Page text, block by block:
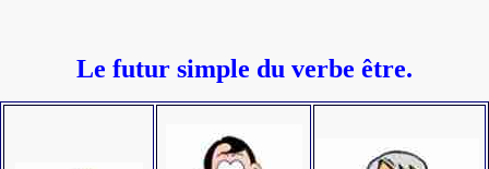
Le futur simple du verbe être.